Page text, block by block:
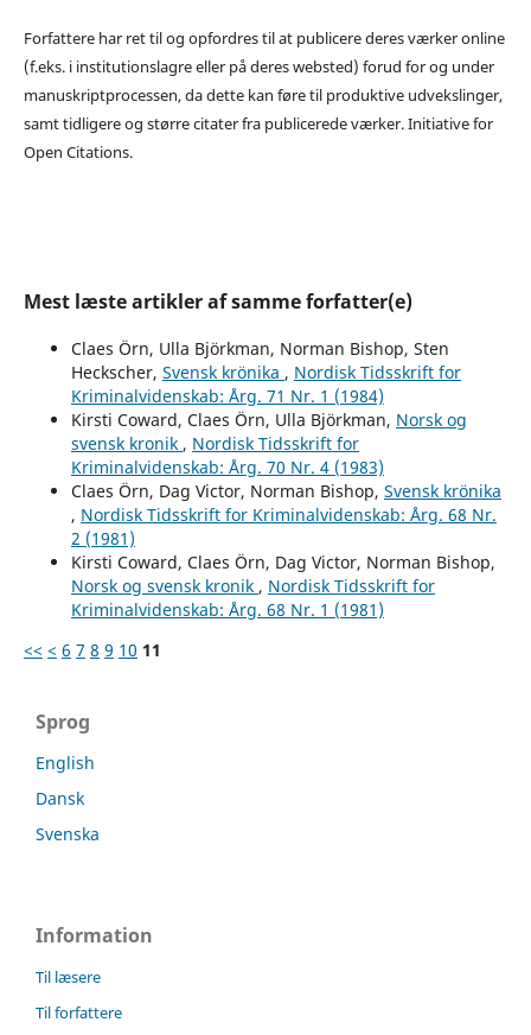
Forfattere har ret til og opfordres til at publicere deres værker online
(f.eks. i institutionslagre eller på deres websted) forud for og under
manuskriptprocessen, da dette kan føre til produktive udvekslinger,
samt tidligere og større citater fra publicerede værker. Initiative for
Open Citations.
Mest læste artikler af samme forfatter(e)
Claes Örn, Ulla Björkman, Norman Bishop, Sten
Heckscher, Svensk krönika , Nordisk Tidsskrift for
Kriminalvidenskab: Årg. 71 Nr. 1 (1984)
Kirsti Coward, Claes Örn, Ulla Björkman, Norsk og
svensk kronik , Nordisk Tidsskrift for
Kriminalvidenskab: Årg. 70 Nr. 4 (1983)
Claes Örn, Dag Victor, Norman Bishop, Svensk krönika
, Nordisk Tidsskrift for Kriminalvidenskab: Årg. 68 Nr.
2 (1981)
Kirsti Coward, Claes Örn, Dag Victor, Norman Bishop,
Norsk og svensk kronik , Nordisk Tidsskrift for
Kriminalvidenskab: Årg. 68 Nr. 1 (1981)
<< < 6 7 8 9 10 11
Sprog
English
Dansk
Svenska
Information
Til læsere
Til forfattere